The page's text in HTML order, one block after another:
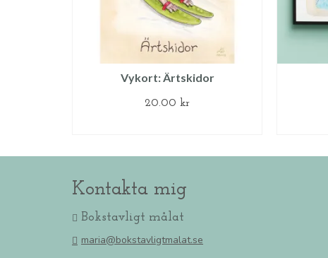
Vykort: Ärtskidor
20.00 kr
Kontakta mig
Bokstavligt målat
maria@bokstavligtmalat.se